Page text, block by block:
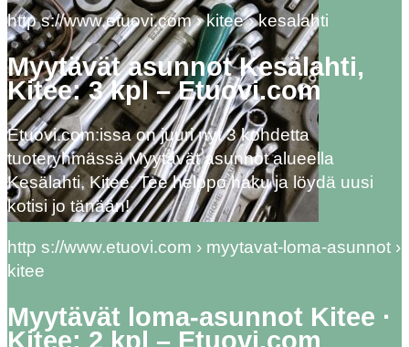
http s://www.etuovi.com › kitee › kesalahti
Myytävät asunnot Kesälahti,
Kitee: 3 kpl – Etuovi.com
Etuovi.com:issa on juuri nyt 3 kohdetta
tuoteryhmässä Myytävät asunnot alueella
Kesälahti, Kitee. Tee helppo haku ja löydä uusi
kotisi jo tänään!
http s://www.etuovi.com › myytavat-loma-asunnot ›
kitee
Myytävät loma-asunnot Kitee ·
Kitee: 2 kpl – Etuovi.com